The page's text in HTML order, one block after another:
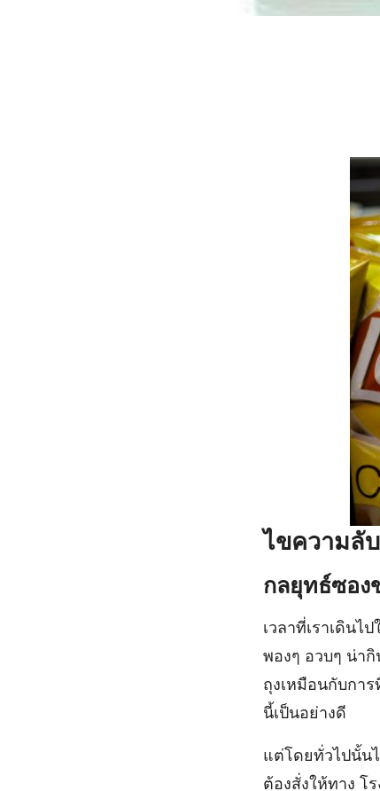
ไขความลั
กลยุทธ์ซอง
เวลาที่เราเดิน
พองๆ อวบๆ น่า
ถุงเหมือนกับกา
นี้เป็นอย่างดี
แต่โดยทั่วไปนั้น
ต้องสั่งให้ทาง